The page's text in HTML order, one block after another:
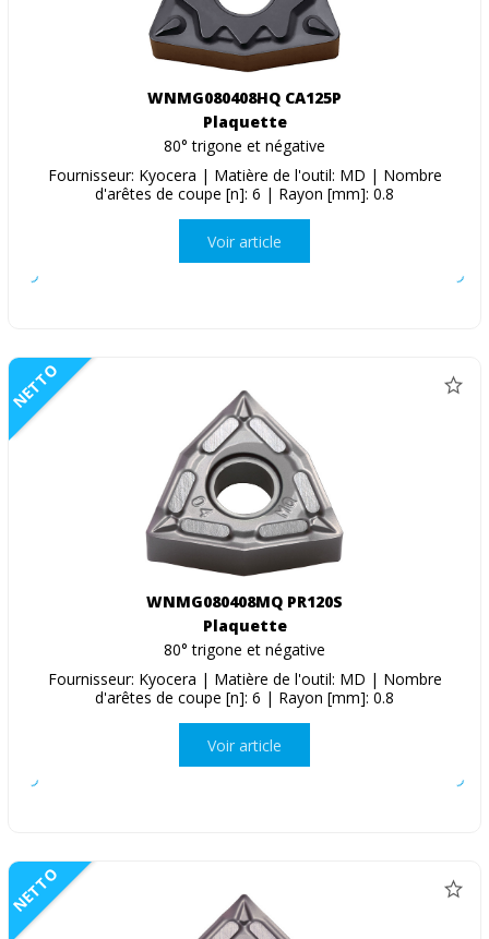
WNMG080408HQ CA125P
Plaquette
80° trigone et négative
Fournisseur: Kyocera | Matière de l'outil: MD | Nombre
d'arêtes de coupe [n]: 6 | Rayon [mm]: 0.8
Voir article
NETTO
WNMG080408MQ PR120S
Plaquette
80° trigone et négative
Fournisseur: Kyocera | Matière de l'outil: MD | Nombre
d'arêtes de coupe [n]: 6 | Rayon [mm]: 0.8
Voir article
NETTO